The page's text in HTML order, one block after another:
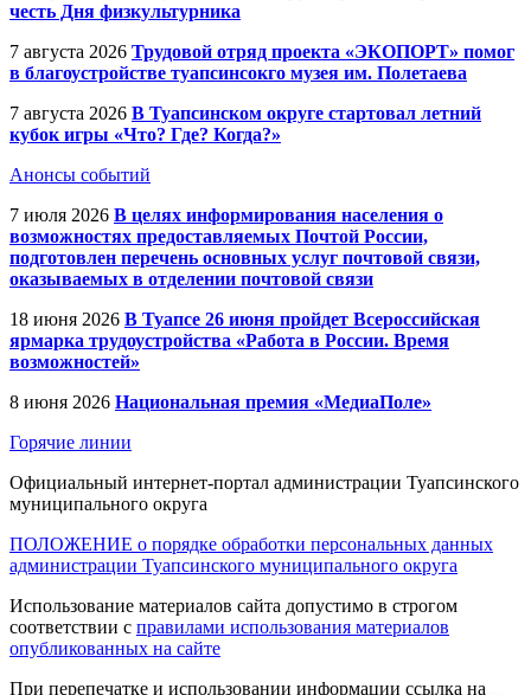
честь Дня физкультурника
7 августа 2026 Трудовой отряд проекта «ЭКОПОРТ» помог
в благоустройстве туапсинсокго музея им. Полетаева
7 августа 2026 В Туапсинском округе стартовал летний
кубок игры «Что? Где? Когда?»
Анонсы событий
7 июля 2026 В целях информирования населения о
возможностях предоставляемых Почтой России,
подготовлен перечень основных услуг почтовой связи,
оказываемых в отделении почтовой связи
18 июня 2026 В Туапсе 26 июня пройдет Всероссийская
ярмарка трудоустройства «Работа в России. Время
возможностей»
8 июня 2026 Национальная премия «МедиаПоле»
Горячие линии
Официальный интернет-портал администрации Туапсинского
муниципального округа
ПОЛОЖЕНИЕ о порядке обработки персональных данных
администрации Туапсинского муниципального округа
Использование материалов сайта допустимо в строгом
соответствии с правилами использования материалов
опубликованных на сайте
При перепечатке и использовании информации ссылка на